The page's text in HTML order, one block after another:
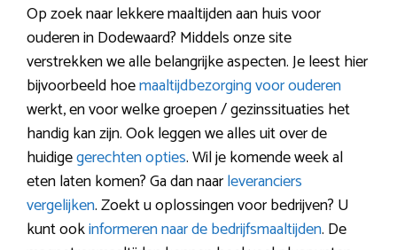
Op zoek naar lekkere maaltijden aan huis voor
ouderen in Dodewaard? Middels onze site
verstrekken we alle belangrijke aspecten. Je leest hier
bijvoorbeeld hoemaaltijdbezorging voor ouderen
werkt, en voor welke groepen / gezinssituaties het
handig kan zijn. Ook leggen we alles uit over de
huidigegerechten opties. Wil je komende week al
eten laten komen? Ga dan naarleveranciers
vergelijken. Zoekt u oplossingen voor bedrijven? U
kunt ookinformeren naar de bedrijfsmaaltijden. De